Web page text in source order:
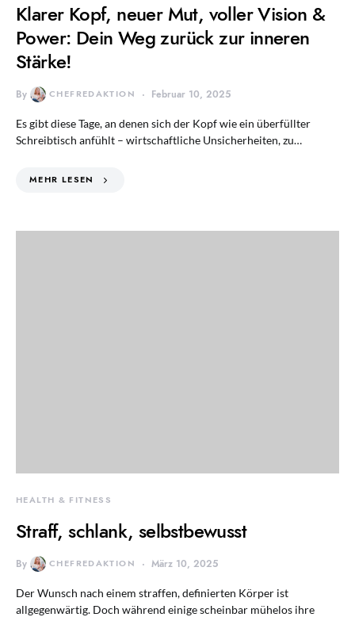
Klarer Kopf, neuer Mut, voller Vision &
Power: Dein Weg zurück zur inneren
Stärke!
By CHEFREDAKTION Februar 10, 2025
Es gibt diese Tage, an denen sich der Kopf wie ein überfüllter
Schreibtisch anfühlt – wirtschaftliche Unsicherheiten, zu…
MEHR LESEN
HEALTH & FITNESS
Straff, schlank, selbstbewusst
By CHEFREDAKTION März 10, 2025
Der Wunsch nach einem straffen, definierten Körper ist
allgegenwärtig. Doch während einige scheinbar mühelos ihre